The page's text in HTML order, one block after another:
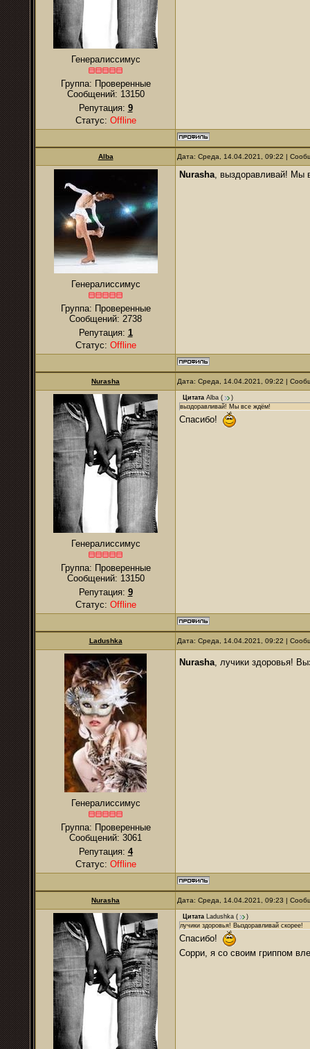
Генералиссимус
Группа: Проверенные
Сообщений: 13150
Репутация: 9
Статус: Offline
Alba Дата: Среда, 14.04.2021, 09:22 |
Генералиссимус
Группа: Проверенные
Сообщений: 2738
Репутация: 1
Статус: Offline
Nurаsha, выздоравливай! Мы
Nurаsha Дата: Среда, 14.04.2021, 09:22 |
Генералиссимус
Группа: Проверенные
Сообщений: 13150
Репутация: 9
Статус: Offline
Цитата Alba (
)
выздоравливай! Мы все ждём!
Спасибо!
Ladushkа Дата: Среда, 14.04.2021, 09:22 |
Генералиссимус
Группа: Проверенные
Сообщений: 3061
Репутация: 4
Статус: Offline
Nurаsha , лучики здоровья!
Nurаsha Дата: Среда, 14.04.2021, 09:23 |
Цитата Ladushkа (
)
лучики здоровья! Выздоравливай скорее!
Спасибо!
Сорри, я со своим гриппом